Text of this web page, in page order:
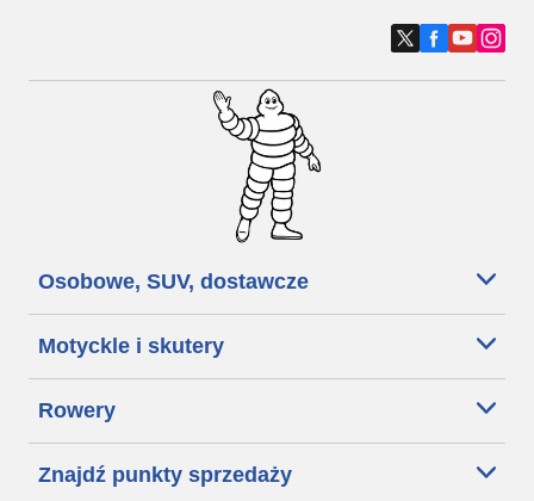
Osobowe, SUV, dostawcze
Motyckle i skutery
Rowery
Znajdź punkty sprzedaży